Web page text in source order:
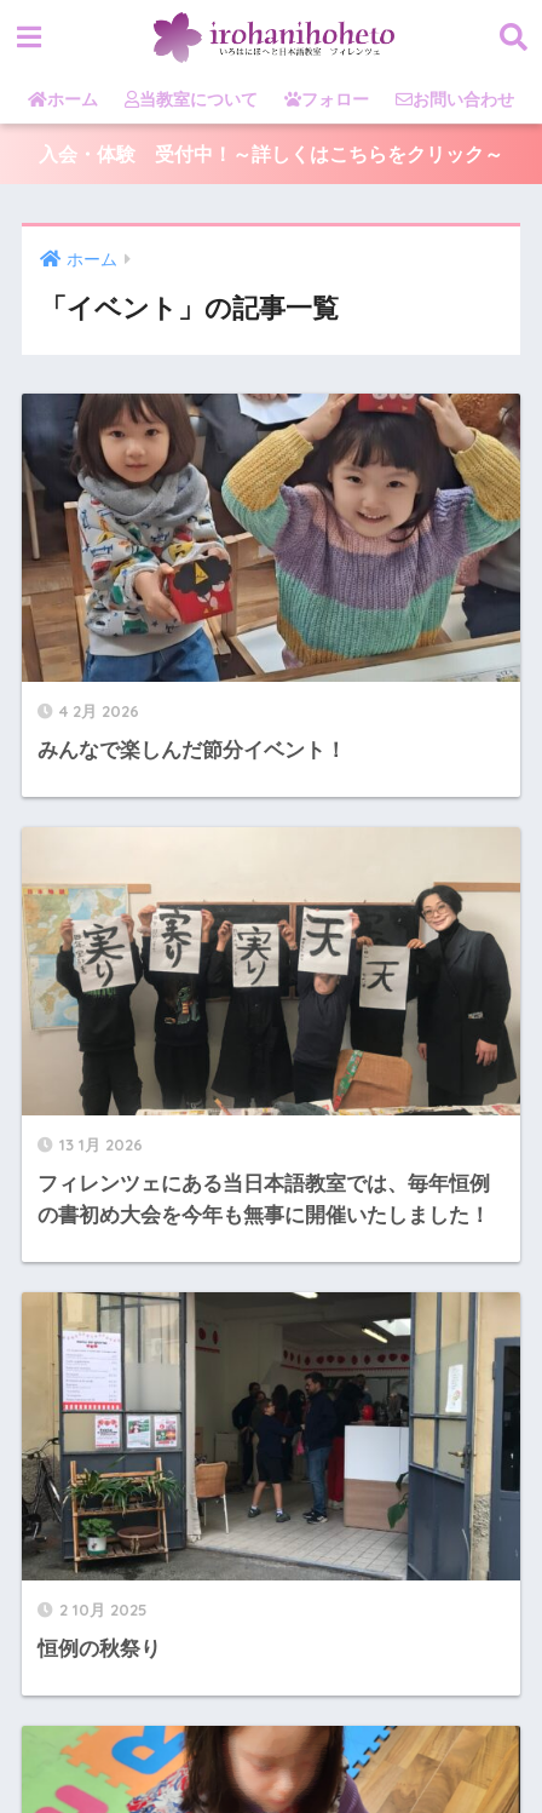
ホーム 当教室について フォロー お問い合わせ
入会・体験 受付中！～詳しくはこちらをクリック～
ホーム
「イベント」の記事一覧
4 2月 2026
みんなで楽しんだ節分イベント！
13 1月 2026
フィレンツェにある当日本語教室では、毎年恒例
の書初め大会を今年も無事に開催いたしました！
2 10月 2025
恒例の秋祭り